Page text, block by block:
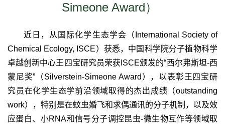
Simeone Award）
近日，从国际化学生态学会（ International Society of
Chemical Ecology, ISCE）获悉，中国科学院分子植物科学
卓越创新中心王四宝研究员荣获 ISCE颁发的“西尔弗斯坦-西
蒙尼奖”（Silverstein-Simeone Award ），以表彰王四宝研
究员在化学生态学前沿领域取得的杰出成绩（outstanding
work），特别是在蚊虫婚飞和求偶通讯的分子机制， 以及效
应蛋白、小RNA和信号分子调控昆虫-微生物互作等领域取